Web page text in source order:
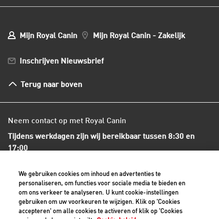
Mijn Royal Canin Mijn Royal Canin - Zakelijk
Inschrijven Nieuwsbrief
Terug naar boven
Mijn Bestellingen
Mijn Club verzendingen
Verzenden
Algemene voorwaarden
Neem contact op met Royal Canin
Tijdens werkdagen zijn wij bereikbaar tussen 8:30 en
17:00
+31(0)413-318418
Contact met ons opnemen
We gebruiken cookies om inhoud en advertenties te
personaliseren, om functies voor sociale media te bieden en
om ons verkeer te analyseren. U kunt cookie-instellingen
gebruiken om uw voorkeuren te wijzigen. Klik op 'Cookies
accepteren' om alle cookies te activeren of klik op 'Cookies